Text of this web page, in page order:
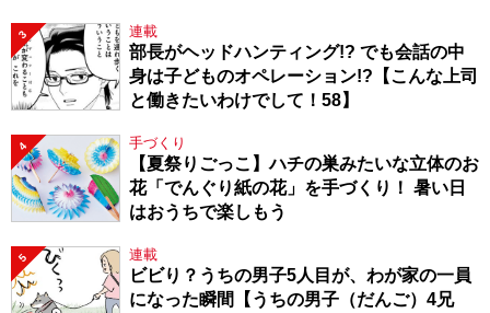
3 連載
部長がヘッドハンティング!? でも会話の中
身は子どものオペレーション!?【こんな上司
と働きたいわけでして！58】
4 手づくり
【夏祭りごっこ】ハチの巣みたいな立体のお
花「でんぐり紙の花」を手づくり！ 暑い日
はおうちで楽しもう
5 連載
ビビり？うちの男子5人目が、わが家の一員
になった瞬間【うちの男子（だんご）4兄